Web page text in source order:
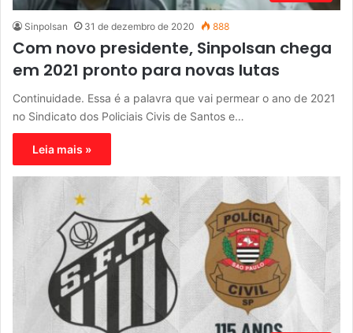
Sinpolsan 31 de dezembro de 2020 888
Com novo presidente, Sinpolsan chega
em 2021 pronto para novas lutas
Continuidade. Essa é a palavra que vai permear o ano de 2021
no Sindicato dos Policiais Civis de Santos e…
Leia mais »